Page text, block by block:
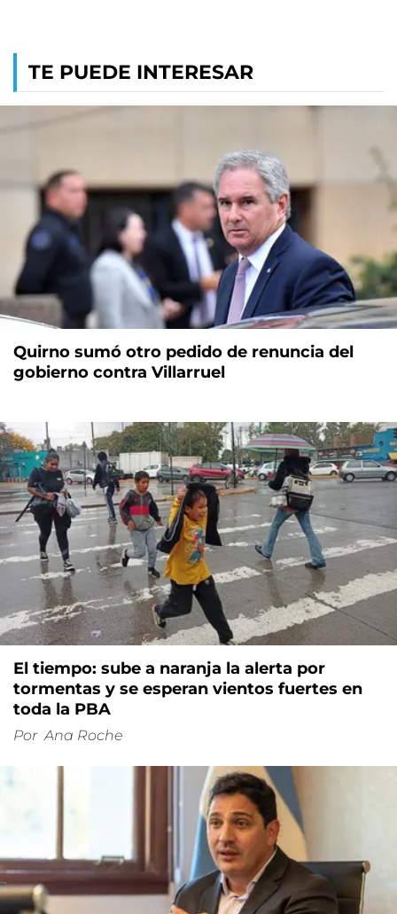
TE PUEDE INTERESAR
Quirno sumó otro pedido de renuncia del
gobierno contra Villarruel
El tiempo: sube a naranja la alerta por
tormentas y se esperan vientos fuertes en
toda la PBA
Por Ana Roche